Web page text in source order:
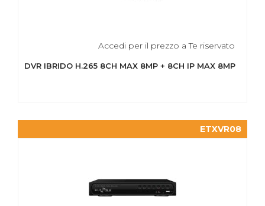
Accedi per il prezzo a Te riservato
DVR IBRIDO H.265 8CH MAX 8MP + 8CH IP MAX 8MP
ETXVR08